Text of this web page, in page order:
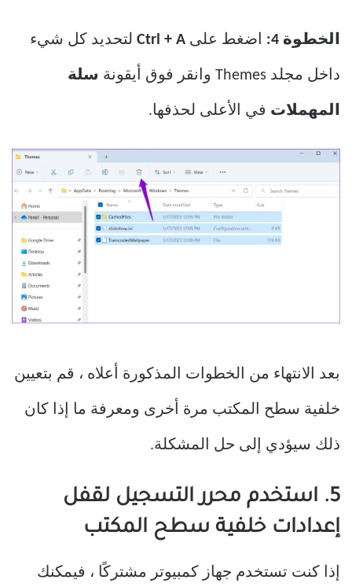
الخطوة 4: اضغط على لتحديد كل شيء
داخل مجلد Themes وانقر فوق أيقونة سلة
المهملات في الأعلى لحذفها.
بعد الانتهاء من الخطوات المذكورة أعلاه ، قم بتعيين
خلفية سطح المكتب مرة أخرى ومعرفة ما إذا كان
ذلك سيؤدي إلى حل المشكلة.
5. استخدم محرر التسجيل لقفل
إعدادات خلفية سطح المكتب
إذا كنت تستخدم جهاز كمبيوتر مشتركًا ، فيمكنك